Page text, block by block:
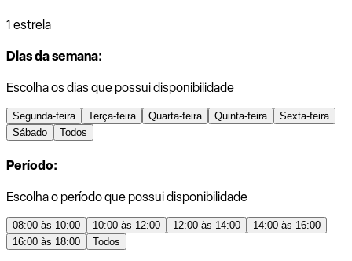
1 estrela
Dias da semana:
Escolha os dias que possui disponibilidade
Segunda-feira Terça-feira Quarta-feira Quinta-feira
Sexta-feira
Sábado
Todos
Período:
Escolha o período que possui disponibilidade
08:00 às 10:00 10:00 às 12:00 12:00 às 14:00
14:00 às 16:00
16:00 às 18:00
Todos